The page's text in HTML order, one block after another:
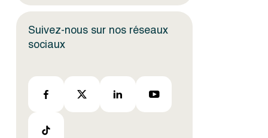
Suivez-nous sur nos réseaux
sociaux